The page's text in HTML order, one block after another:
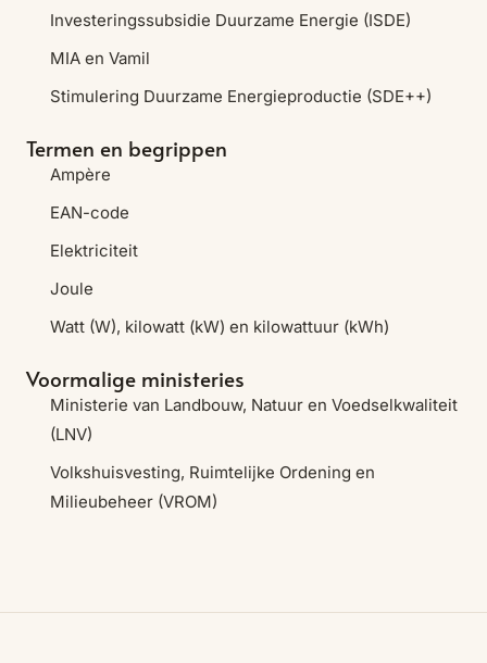
Investeringssubsidie Duurzame Energie (ISDE)
MIA en Vamil
Stimulering Duurzame Energieproductie (SDE++)
Termen en begrippen
Ampère
EAN-code
Elektriciteit
Joule
Watt (W), kilowatt (kW) en kilowattuur (kWh)
Voormalige ministeries
Ministerie van Landbouw, Natuur en Voedselkwaliteit
(LNV)
Volkshuisvesting, Ruimtelijke Ordening en
Milieubeheer (VROM)